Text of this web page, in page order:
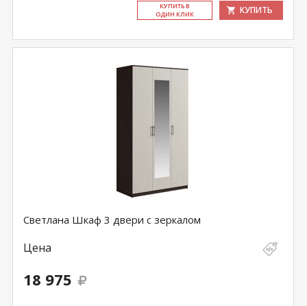
КУ­ПИТЬ В
ОДИН КЛИК
КУПИТЬ
Светлана Шкаф 3 двери с зеркалом
Цена
18 975